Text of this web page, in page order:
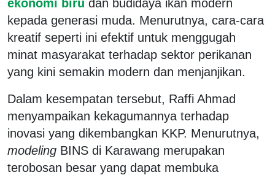
ekonomi biru dan budidaya ikan modern
kepada generasi muda. Menurutnya, cara-cara
kreatif seperti ini efektif untuk menggugah
minat masyarakat terhadap sektor perikanan
yang kini semakin modern dan menjanjikan.
Dalam kesempatan tersebut, Raffi Ahmad
menyampaikan kekagumannya terhadap
inovasi yang dikembangkan KKP. Menurutnya,
modeling BINS di Karawang merupakan
terobosan besar yang dapat membuka